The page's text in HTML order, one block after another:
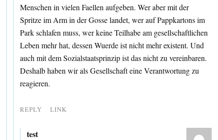
Menschen in vielen Faellen aufgeben. Wer aber mit der
Spritze im Arm in der Gosse landet, wer auf Pappkartons im
Park schlafen muss, wer keine Teilhabe am gesellschaftlichen
Leben mehr hat, dessen Wuerde ist nicht mehr existent. Und
auch mit dem Sozialstaatsprinzip ist das nicht zu vereinbaren.
Deshalb haben wir als Gesellschaft eine Verantwortung zu
reagieren.
REPLY LINK
test